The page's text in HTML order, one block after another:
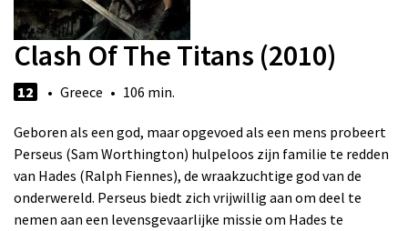
Clash Of The Titans (2010)
12 • Greece • 106 min.
Geboren als een god, maar opgevoed als een mens probeert
Perseus (Sam Worthington) hulpeloos zijn familie te redden
van Hades (Ralph Fiennes), de wraakzuchtige god van de
onderwereld. Perseus biedt zich vrijwillig aan om deel te
nemen aan een levensgevaarlijke missie om Hades te